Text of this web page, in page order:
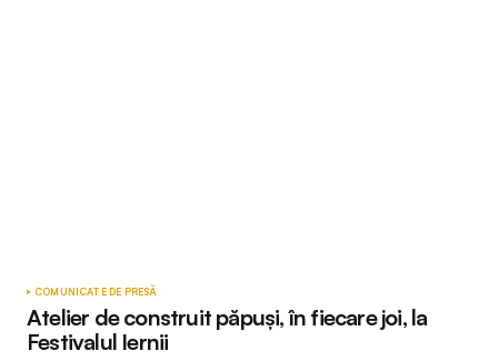
COMUNICATE DE PRESĂ
Atelier de construit păpuşi, în fiecare joi, la
Festivalul Iernii